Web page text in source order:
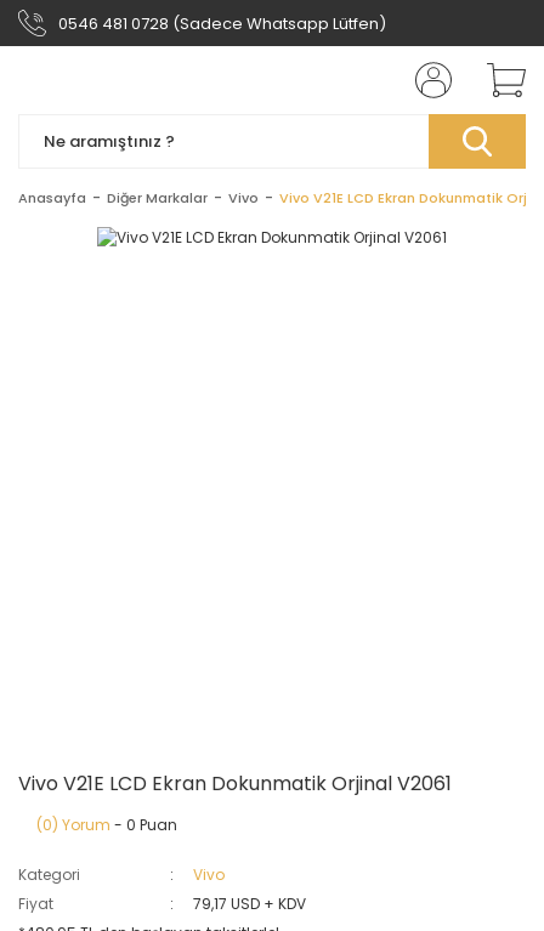
0546 481 0728 (Sadece Whatsapp Lütfen)
Anasayfa Diğer Markalar Vivo Vivo V21E LCD Ekran Dokunmatik
Vivo V21E LCD Ekran Dokunmatik Orjinal V2061
(0) Yorum - 0 Puan
Kategori
Vivo
Fiyat
79,17 USD + KDV